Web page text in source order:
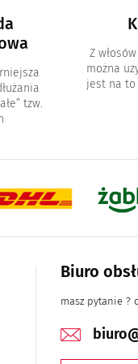
tzw.
Z
można
jest na to
Biuro
masz pytanie ?